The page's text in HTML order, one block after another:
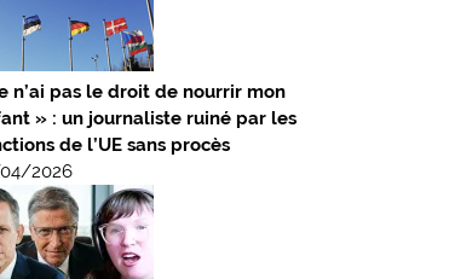
n’ai pas le droit de nourrir mon
» : un journaliste ruiné par les
de l’UE sans procès
2026